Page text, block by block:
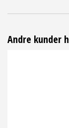
Andre kunder